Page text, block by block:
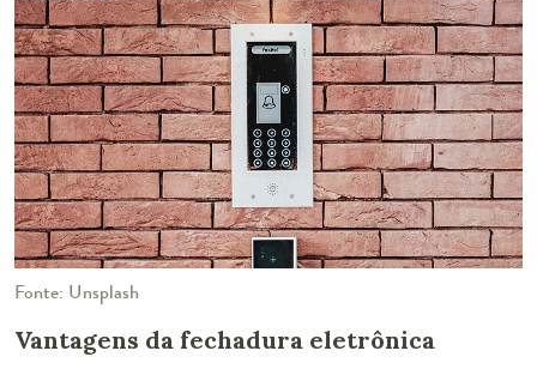
Fonte: Unsplash
Vantagens da fechadura eletrônica